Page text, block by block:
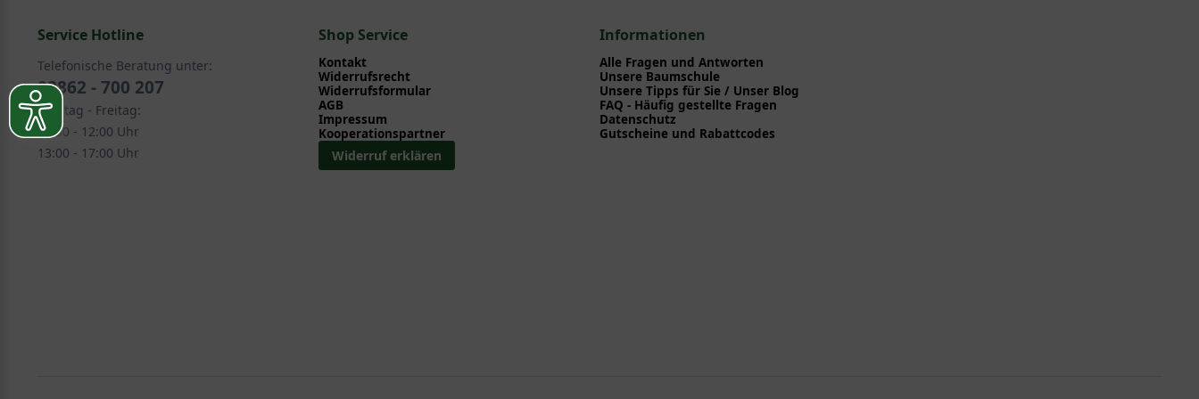
Rosen > Bodendeckerrosen
Service Hotline
Telefonische Beratung unter:
02862 - 700 207
Montag - Freitag:
08:30 - 12:00 Uhr
13:00 - 17:00 Uhr
Shop Service
Kontakt
Widerrufsrecht
Widerrufsformular
AGB
Impressum
Kooperationspartner
Widerruf erklären
Informationen
Alle Fragen und Antworten
Unsere Baumschule
Unsere Tipps für Sie / Unser Blog
FAQ - Häufig gestellte Fragen
Datenschutz
Gutscheine und Rabattcodes